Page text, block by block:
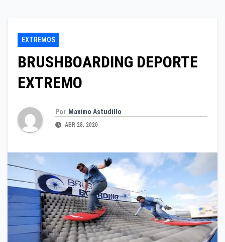
EXTREMOS
BRUSHBOARDING DEPORTE
EXTREMO
Por Maximo Astudillo
ABR 28, 2020